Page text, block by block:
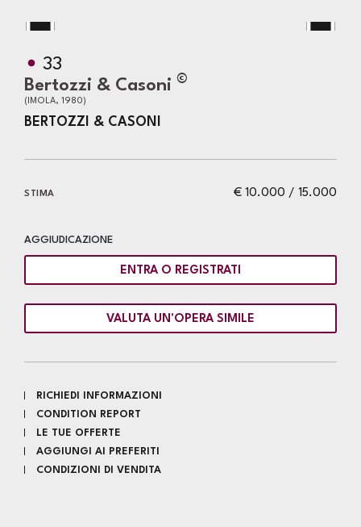
33
Bertozzi & Casoni ©
(IMOLA, 1980)
BERTOZZI & CASONI
€ 10.000 / 15.000
STIMA
AGGIUDICAZIONE
ENTRA O REGISTRATI
VALUTA UN'OPERA SIMILE
RICHIEDI INFORMAZIONI
CONDITION REPORT
LE TUE OFFERTE
AGGIUNGI AI PREFERITI
CONDIZIONI DI VENDITA